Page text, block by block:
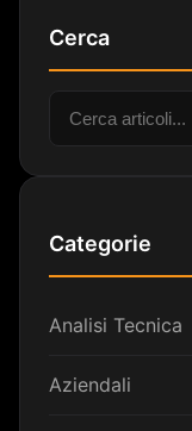
Cerca
Cerca:
Categorie
Analisi Tecnica
Aziendali